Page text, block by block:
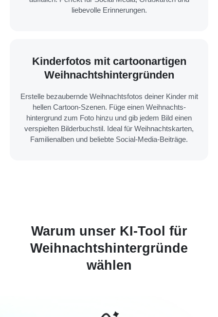
liebevolle Erinnerungen.
Kinderfotos mit cartoonartigen
Weihnachts­hintergründen
Erstelle bezaubernde Weihnachtsfotos deiner Kinder mit
hellen Cartoon-Szenen. Füge einen Weihnachts­
hintergrund zum Foto hinzu und gib jedem Bild einen
verspielten Bilderbuchstil. Ideal für Weihnachtskarten,
Familienalben und beliebte Social-Media-Beiträge.
Warum unser KI-Tool für
Weihnachts­hintergründe
wählen